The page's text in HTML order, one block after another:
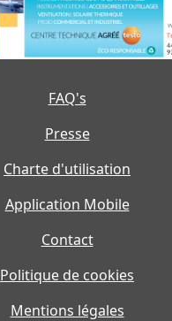
FAQ's
Presse
Charte d'utilisation
Application Mobile
Contact
Politique de cookies
Mentions légales